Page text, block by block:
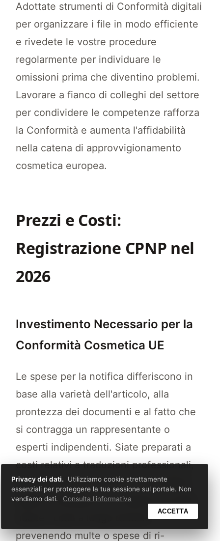
Adottate strumenti di Conformità digitali
per organizzare i file in modo efficiente
e rivedete le vostre procedure
regolarmente per individuare le
omissioni prima che diventino problemi.
Lavorare a fianco di colleghi del settore
per condividere le competenze rafforza
la Conformità e aumenta l'affidabilità
nella catena di approvvigionamento
cosmetica europea.
Prezzi e Costi:
Registrazione CPNP nel
2026
Investimento Necessario per la
Conformità Cosmetica UE
Le spese per la notifica differiscono in
base alla varietà dell'articolo, alla
prontezza dei documenti e al fatto che
si contragga un rappresentante o
esperti indipendenti. Siate preparati a
costi relativi a traduzioni professionali,
all'assemblaggio del PIF e alla verifica
legale. L'impiego di un esperto di solito
riduce i costi a lungo termine
prevenendo multe o spese di ri-
Privacy dei dati.
Utilizziamo cookie strettamente
essenziali per proteggere la tua sessione sul portale. Non
vendiamo dati.
Consulta l'informativa
ACCETTA